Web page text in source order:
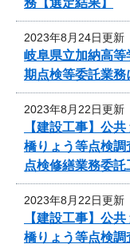
2023年8月24日更新
岐阜県立加納高
期点検等委託業
2023年8月22日更新
【建設工事】公
橋りょう等点検
点検修繕業務委
2023年8月22日更新
【建設工事】公
橋りょう等点検